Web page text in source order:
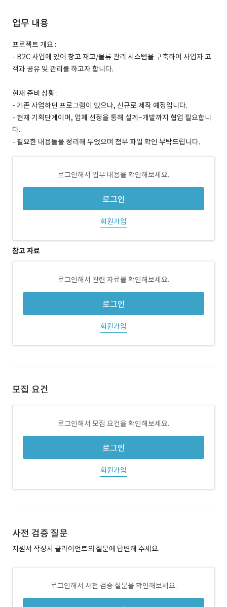
업무 내용
프로젝트 개요 :
- B2C 사업에 있어 창고 재고/물류 관리 시스템을 구축하여 사업자 고
객과 공유 및 관리를 하고자 합니다.
현재 준비 상황 :
- 기존 사업하던 프로그램이 있으나, 신규로 제작 예정입니다.
- 현재 기획단계이며, 업체 선정을 통해 설계~개발까지 협업 필요합니
다.
- 필요한 내용들을 정리해 두었으며 첨부 파일 확인 부탁드립니다.
로그인해서 업무 내용을 확인해보세요.
로그인
회원가입
참고 자료
로그인해서 관련 자료를 확인해보세요.
로그인
회원가입
모집 요건
로그인해서 모집 요건을 확인해보세요.
로그인
회원가입
사전 검증 질문
지원서 작성시 클라이언트의 질문에 답변해 주세요.
로그인해서 사전 검증 질문을 확인해보세요.